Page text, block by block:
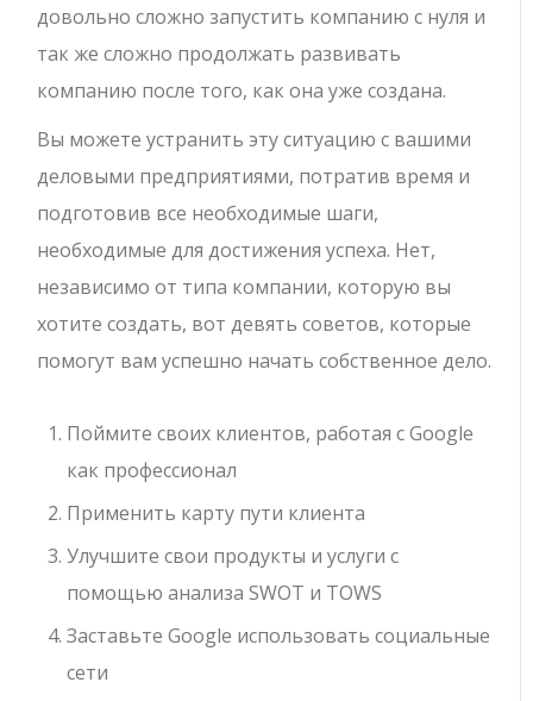
довольно сложно запустить компанию с нуля и
так же сложно продолжать развивать
компанию после того, как она уже создана.
Вы можете устранить эту ситуацию с вашими
деловыми предприятиями, потратив время и
подготовив все необходимые шаги,
необходимые для достижения успеха. Нет,
независимо от типа компании, которую вы
хотите создать, вот девять советов, которые
помогут вам успешно начать собственное дело.
Поймите своих клиентов, работая с Google
как профессионал
Применить карту пути клиента
Улучшите свои продукты и услуги с
помощью анализа SWOT и TOWS
Заставьте Google использовать социальные
сети